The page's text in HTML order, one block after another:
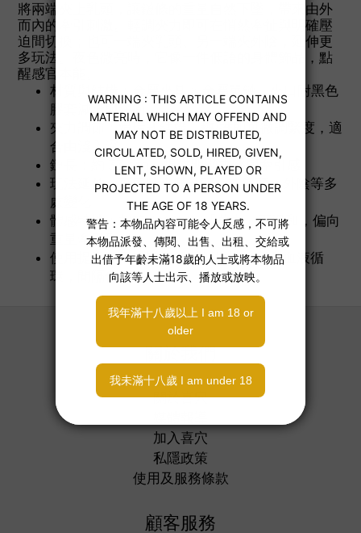
將兩端夾上乳頭，讓鏈條的重量自然下墜，帶來由外
而內的牽引刺激。輕調夾力即可在悄然牽扯與明確壓
迫間切換；也可一端夾乳頭、另一端夾外陰，延伸更
多玩法。夜色微亮時，它像一件低語的身體飾品，點
醒感官本能。
材質與結構：金屬夾具 × 金屬單鏈，夾口附黑色
膠套減滑與緩衝
夾力調節：滑環式結構，轉/推即可微調緊度，適
合由淺入深
鏈長：約 33 cm，提供明顯垂墜與牽引感
玩法延伸：可同時夾雙乳頭，或乳頭＋外陰等多
處變化
體感特性：相較 TYPE02「萬力」更溫和，偏向
重量牽引型
使用提示：不建議用於劇烈拉扯；留意血液循
環，間隔使用
關於我們
關於喜穴
加入喜穴
私隱政策
使用及服務條款
顧客服務